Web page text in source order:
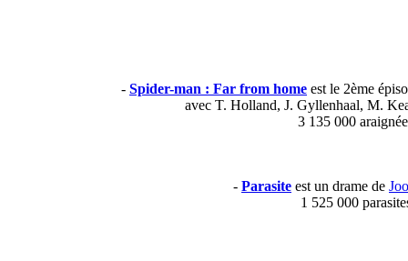
- Spider-man : Far from home est le 2ème
avec T. Holland, J. Gyllenhaal, M.
3 135 000
- Parasite est un drame de
1 525 000